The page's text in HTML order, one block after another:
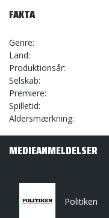
FAKTA
Genre
Land
Produktionsår
Selskab
Premiere
Spilletid
Aldersmærkning
MEDIEANMELDELSER
Politiken